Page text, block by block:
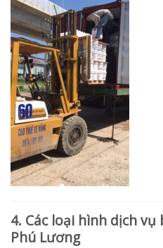
4. Các loại hình dịch
Phú Lương